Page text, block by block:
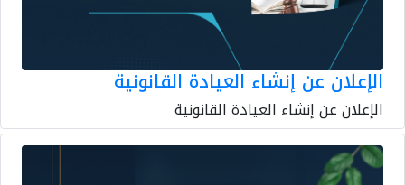
الإعلان عن إنشاء العيادة القانونية
الإعلان عن إنشاء العيادة القانونية